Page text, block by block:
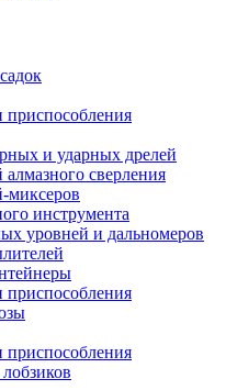
приспособления
и ударных дрелей
алмазного сверления
миксеров
инструмента
уровней и дальномеров
приспособления
приспособления